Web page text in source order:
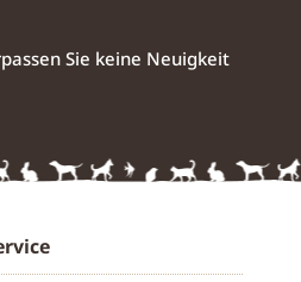
Sie keine Neuigkeit